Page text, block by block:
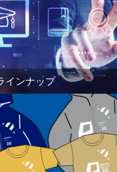
インナップ